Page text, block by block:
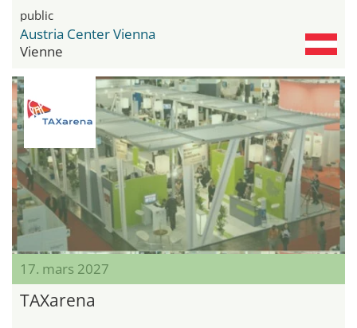
public
Austria Center Vienna
Vienne
17. mars 2027
TAXarena